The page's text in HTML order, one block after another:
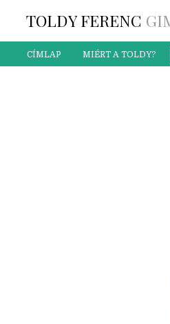
TOLDY FERENC
CÍMLAP MIÉRT A TOLDY?